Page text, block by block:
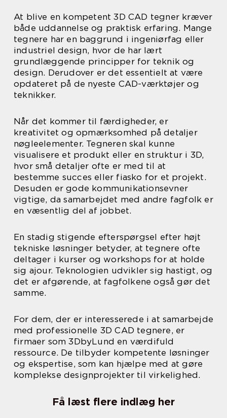
At blive en kompetent 3D CAD tegner kræver
både uddannelse og praktisk erfaring. Mange
tegnere har en baggrund i ingeniørfag eller
industriel design, hvor de har lært
grundlæggende principper for teknik og
design. Derudover er det essentielt at være
opdateret på de nyeste CAD-værktøjer og
teknikker.
Når det kommer til færdigheder, er
kreativitet og opmærksomhed på detaljer
nøgleelementer. Tegneren skal kunne
visualisere et produkt eller en struktur i 3D,
hvor små detaljer ofte er med til at
bestemme succes eller fiasko for et projekt.
Desuden er gode kommunikationsevner
vigtige, da samarbejdet med andre fagfolk er
en væsentlig del af jobbet.
En stadig stigende efterspørgsel efter højt
tekniske løsninger betyder, at tegnere ofte
deltager i kurser og workshops for at holde
sig ajour. Teknologien udvikler sig hastigt, og
det er afgørende, at fagfolkene også gør det
samme.
For dem, der er interesserede i at samarbejde
med professionelle 3D CAD tegnere, er
firmaer som 3DbyLund en værdifuld
ressource. De tilbyder kompetente løsninger
og ekspertise, som kan hjælpe med at gøre
komplekse designprojekter til virkelighed.
Få læst flere indlæg her